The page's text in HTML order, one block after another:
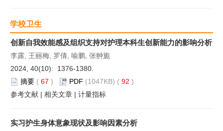
学校卫生
创新自我效能感及组织支持对护理本科生创新能力的影响分析
李露, 王丽梅, 罗倩, 喻鹏, 张翀旎
2024, 40(10): 1376-1380.
摘要 ( 67 ) PDF (1047KB) ( 92 )
参考文献 | 相关文章 | 计量指标
实习护生身体意象现状及影响因素分析